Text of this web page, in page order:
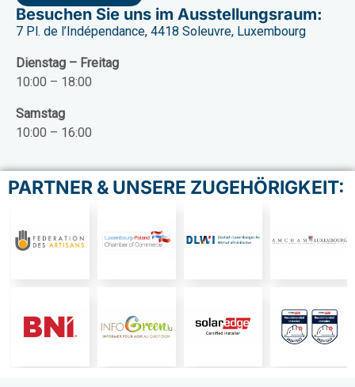
Besuchen Sie uns im Ausstellungsraum:
7 Pl. de l’Indépendance, 4418 Soleuvre, Luxembourg
Dienstag – Freitag
10:00 – 18:00
Samstag
10:00 – 16:00
PARTNER & UNSERE ZUGEHÖRIGKEIT: